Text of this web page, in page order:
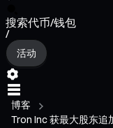
搜索代币/钱包
/
活动
博客
Tron Inc 获最大股东追